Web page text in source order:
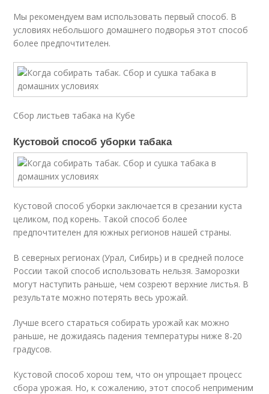
Мы рекомендуем вам использовать первый способ. В
условиях небольшого домашнего подворья этот способ
более предпочтителен.
Сбор листьев табака на Кубе
Кустовой способ уборки табака
Кустовой способ уборки заключается в срезании куста
целиком, под корень. Такой способ более
предпочтителен для южных регионов нашей страны.
В северных регионах (Урал, Сибирь) и в средней полосе
России такой способ использовать нельзя. Заморозки
могут наступить раньше, чем созреют верхние листья. В
результате можно потерять весь урожай.
Лучше всего стараться собирать урожай как можно
раньше, не дожидаясь падения температуры ниже 8-20
градусов.
Кустовой способ хорош тем, что он упрощает процесс
сбора урожая. Но, к сожалению, этот способ неприменим